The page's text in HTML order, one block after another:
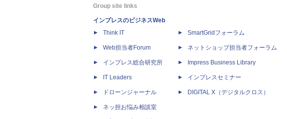
Group site links
インプレスのビジネスWeb
Think IT
Web担当者Forum
インプレス総合研究所
IT Leaders
ドローンジャーナル
ネッ担お悩み相談室
SmartGridフォーラム
ネットショップ担当者フォーラム
Impress Business Library
インプレスセミナー
DIGITAL X（デジタルクロス）